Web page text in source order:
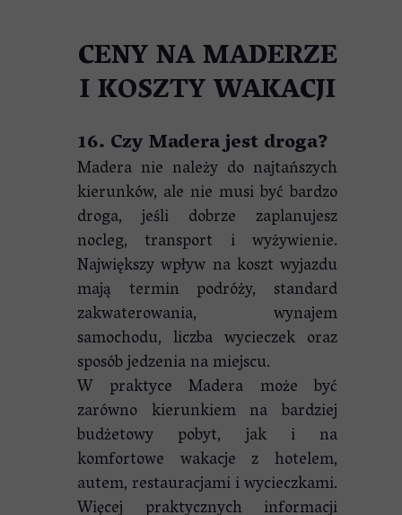
CENY NA MADERZE
I KOSZTY WAKACJI
16. Czy Madera jest droga?
Madera nie należy do najtańszych
kierunków, ale nie musi być bardzo
droga, jeśli dobrze zaplanujesz
nocleg, transport i wyżywienie.
Największy wpływ na koszt wyjazdu
mają termin podróży, standard
zakwaterowania, wynajem
samochodu, liczba wycieczek oraz
sposób jedzenia na miejscu.
W praktyce Madera może być
zarówno kierunkiem na bardziej
budżetowy pobyt, jak i na
komfortowe wakacje z hotelem,
autem, restauracjami i wycieczkami.